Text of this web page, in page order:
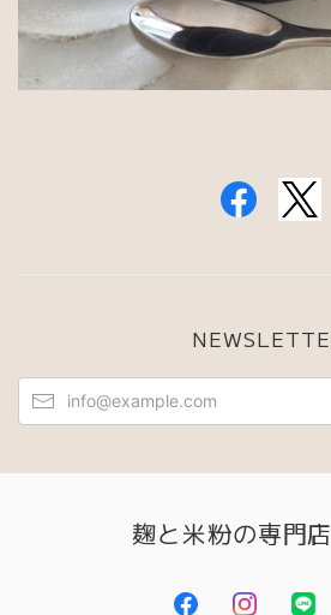
麹と米粉の専門